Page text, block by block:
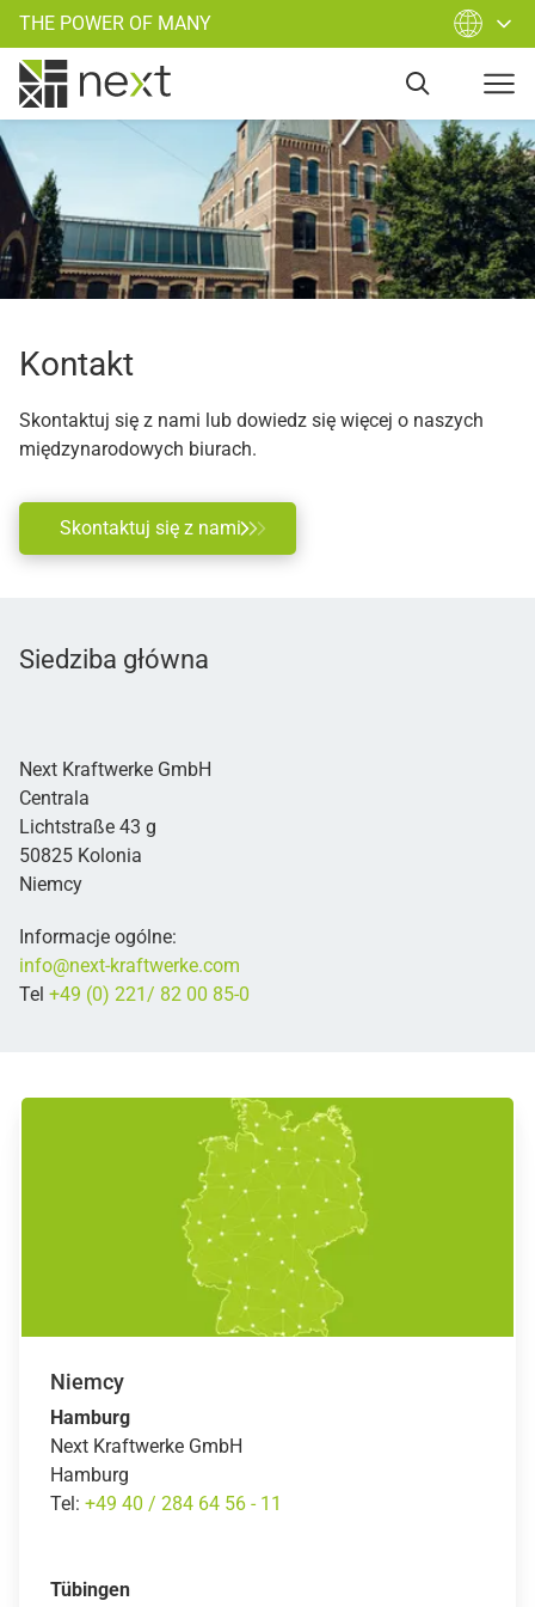
THE POWER OF MANY
Kontakt
Skontaktuj się z nami lub dowiedz się więcej o naszych
międzynarodowych biurach.
Skontaktuj się z nami
Siedziba główna
Next Kraftwerke GmbH
Centrala
Lichtstraße 43 g
50825 Kolonia
Niemcy
Informacje ogólne:
info@next-kraftwerke.com
Tel +49 (0) 221/ 82 00 85-0
Niemcy
Hamburg
Next Kraftwerke GmbH
Hamburg
Tel: +49 40 / 284 64 56 - 11
Tübingen